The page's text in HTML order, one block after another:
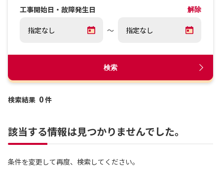
工事開始日・故障発生日
解除
～
検索
検索結果 0件
該当する情報は見つかりませんでした。
条件を変更して再度、検索してください。